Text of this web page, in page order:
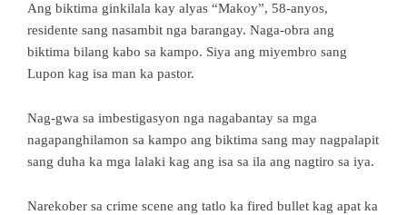
Ang biktima ginkilala kay alyas “Makoy”, 58-anyos,
residente sang nasambit nga barangay. Naga-obra ang
biktima bilang kabo sa kampo. Siya ang miyembro sang
Lupon kag isa man ka pastor.
Nag-gwa sa imbestigasyon nga nagabantay sa mga
nagapanghilamon sa kampo ang biktima sang may nagpalapit
sang duha ka mga lalaki kag ang isa sa ila ang nagtiro sa iya.
Narekober sa crime scene ang tatlo ka fired bullet kag apat ka